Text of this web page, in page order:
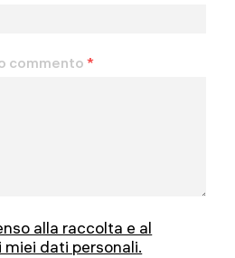
commento *
alla raccolta e al
dati personali.